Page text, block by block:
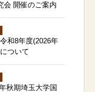
会 開催のご案内
和8年度(2026年
ついて
秋期埼玉大学国